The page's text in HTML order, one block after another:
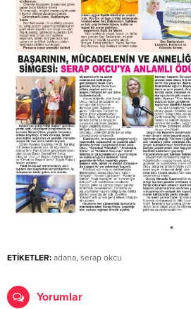
ETİKETLER: adana, serap okcu
Yorumlar